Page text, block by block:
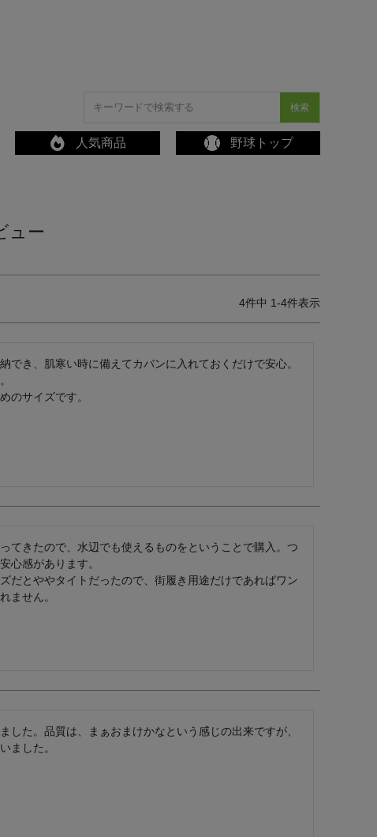
検索
人気商品 野球トップ
ュー
4件中 1-4件表示
でき、肌寒い時に備えてカバンに入れておくだけで安心。
てきたので、水辺でも使えるものをということで購入。つ
心感があります。
だとややタイトだったので、街履き用途だけであればワン
ません。
した。品質は、まぁおまけかなという感じの出来ですが、
ました。